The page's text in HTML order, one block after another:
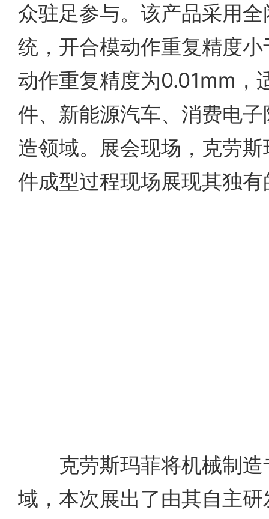
众驻足参与。该产品采用
统，开合模动作重复精度
动作重复精度为0.01mm，
件、新能源汽车、消费电
造领域。展会现场，克劳
件成型过程现场展现其独
克劳斯玛菲将机械制造
域，本次展出了由其自主